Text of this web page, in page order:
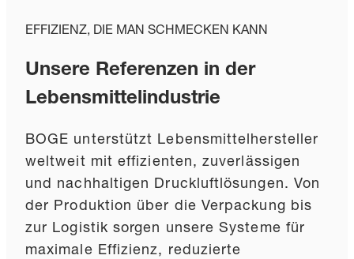
EFFIZIENZ, DIE MAN SCHMECKEN KANN
Unsere Referenzen in der
Lebensmittelindustrie
BOGE unterstützt Lebensmittelhersteller
weltweit mit effizienten, zuverlässigen
und nachhaltigen Druckluftlösungen. Von
der Produktion über die Verpackung bis
zur Logistik sorgen unsere Systeme für
maximale Effizienz, reduzierte